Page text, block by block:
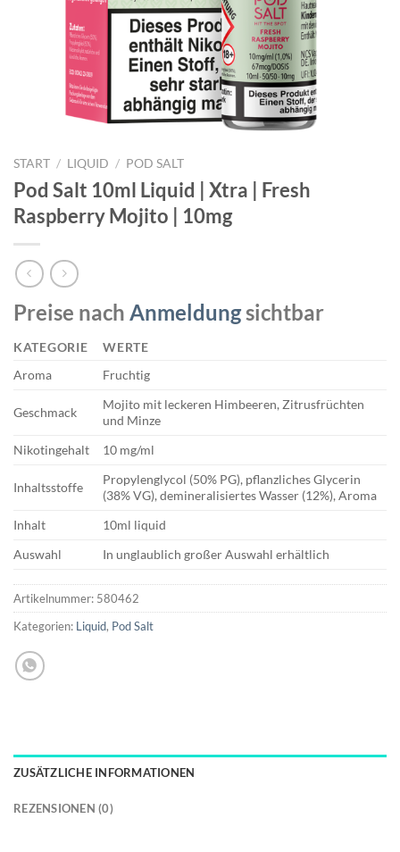
START / LIQUID / POD SALT
Pod Salt 10ml Liquid | Xtra | Fresh
Raspberry Mojito | 10mg
Preise nach Anmeldungsichtbar
KATEGORIE
WERTE
Aroma
Fruchtig
Geschmack
Mojito mit leckeren Himbeeren, Zitrusfrüchten
und Minze
Nikotingehalt
10 mg/ml
Inhaltsstoffe
Propylenglycol (50% PG), pflanzliches Glycerin
(38% VG), demineralisiertes Wasser (12%), Aroma
Inhalt
10ml liquid
Auswahl
In unglaublich großer Auswahl erhältlich
Artikelnummer: 580462
Kategorien: Liquid, Pod Salt
ZUSÄTZLICHE INFORMATIONEN
REZENSIONEN (0)